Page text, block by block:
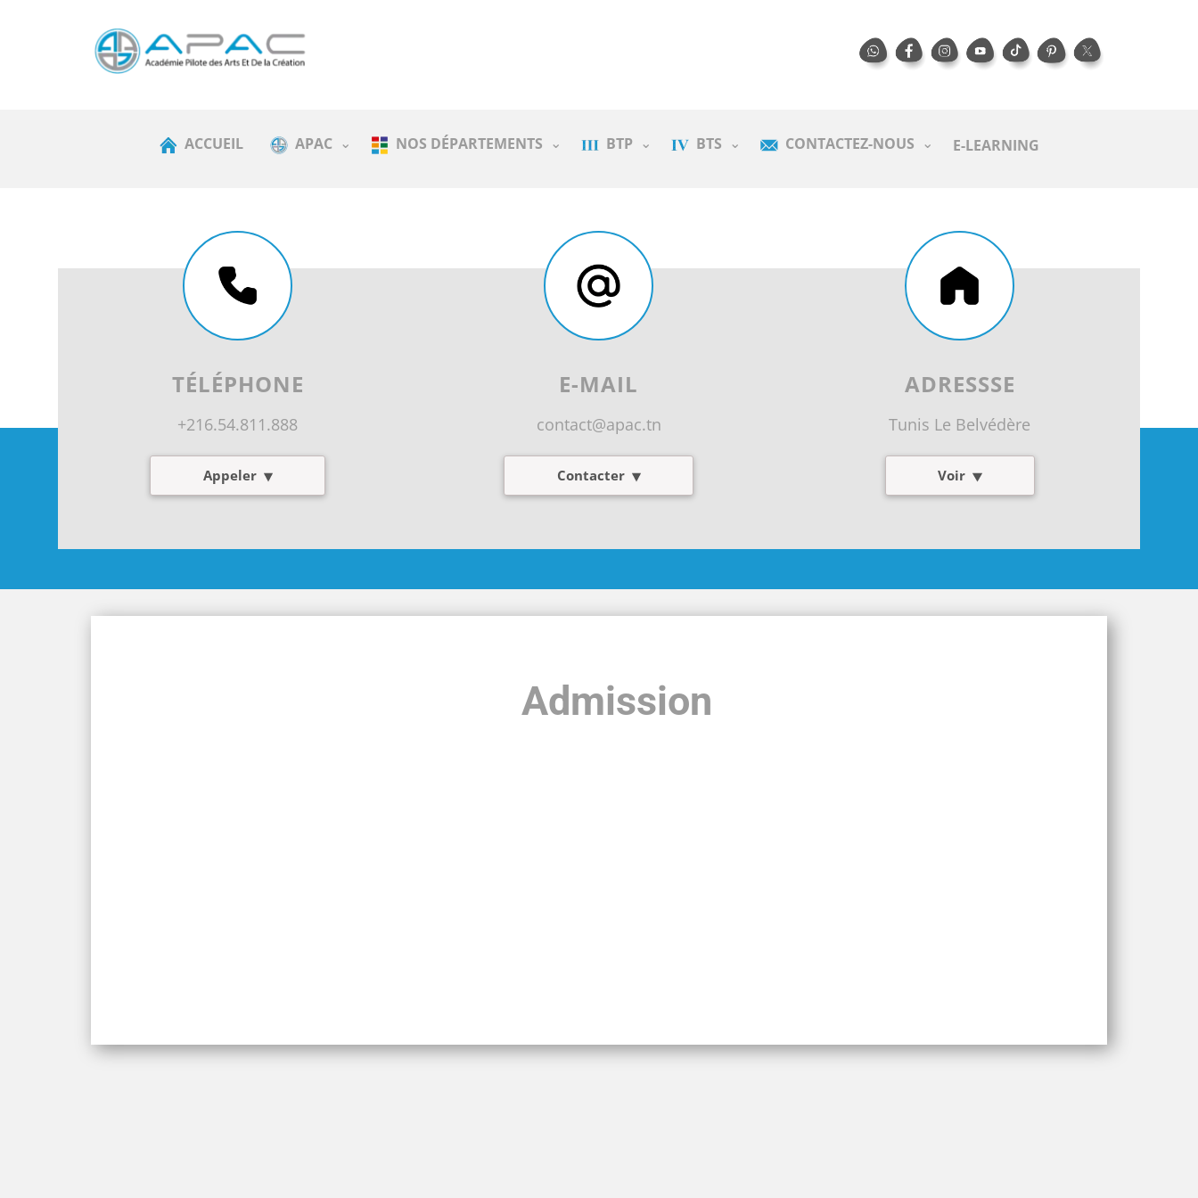
ACCUEIL APAC NOS DÉPARTEMENTS BTP BTS CONTACTEZ-NOUS E-LEARNING
TÉLÉPHONE
+216.54.811.888
Appeler
E-MAIL
contact@apac.tn
Contacter
ADRESSSE
Tunis Le Belvédère
Voir
Admission